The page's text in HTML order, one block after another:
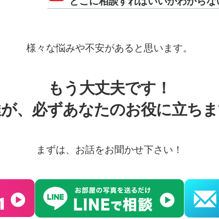
様々な悩みや不安があると思います。
もう大丈夫です！
、必ずあなたのお役に立ち
まずは、お話をお聞かせ下さい！